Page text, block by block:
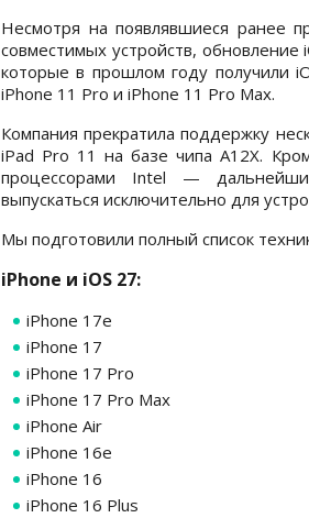
Несмотря на появлявшиеся ранее
совместимых устройств, обновление
которые в прошлом году получили
iPhone 11 Pro и iPhone 11 Pro Max.
Компания прекратила поддержку
iPad Pro 11 на базе чипа A12X.
процессорами Intel —
выпускаться исключительно для
Мы подготовили полный список
iPhone и iOS 27:
iPhone 17e
iPhone 17
iPhone 17 Pro
iPhone 17 Pro Max
iPhone Air
iPhone 16e
iPhone 16
iPhone 16 Plus